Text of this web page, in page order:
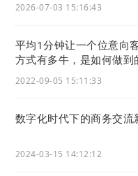
8.用户轨迹与数据功能
客户行为跟踪包括产
到，扫描名片二维码
有助于下一步更好的
2026-07-03 15:16:43
平均1分钟让一个位意向
方式有多牛，是如何做到
2022-09-05 15:11:33
数字化时代下的商务交
2024-03-15 14:12:12